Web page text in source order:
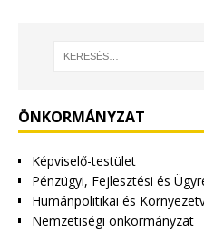
ÖNKORMÁNYZAT
Képviselő-testület
Pénzügyi, Fejlesztési és
Humánpolitikai és
Nemzetiségi önkormányzat